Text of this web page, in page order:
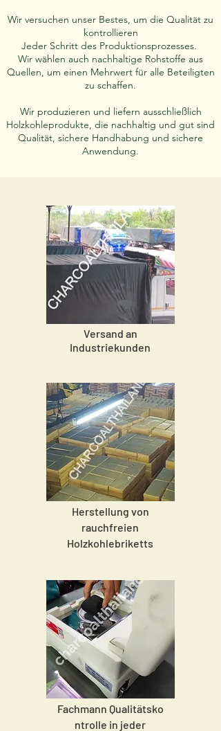
Wir versuchen unser Bestes, um die Qualität zu
kontrollieren
Jeder Schritt des Produktionsprozesses.
Wir wählen auch nachhaltige Rohstoffe aus
Quellen, um einen Mehrwert für alle Beteiligten
zu schaffen.
Wir produzieren und liefern ausschließlich
Holzkohleprodukte, die nachhaltig und gut sind
Qualität, sichere Handhabung und sichere
Anwendung.
Versand an
Industriekunden
Herstellung von
rauchfreien
Holzkohlebriketts
Fachmann Qualitätsko
ntrolle in jeder